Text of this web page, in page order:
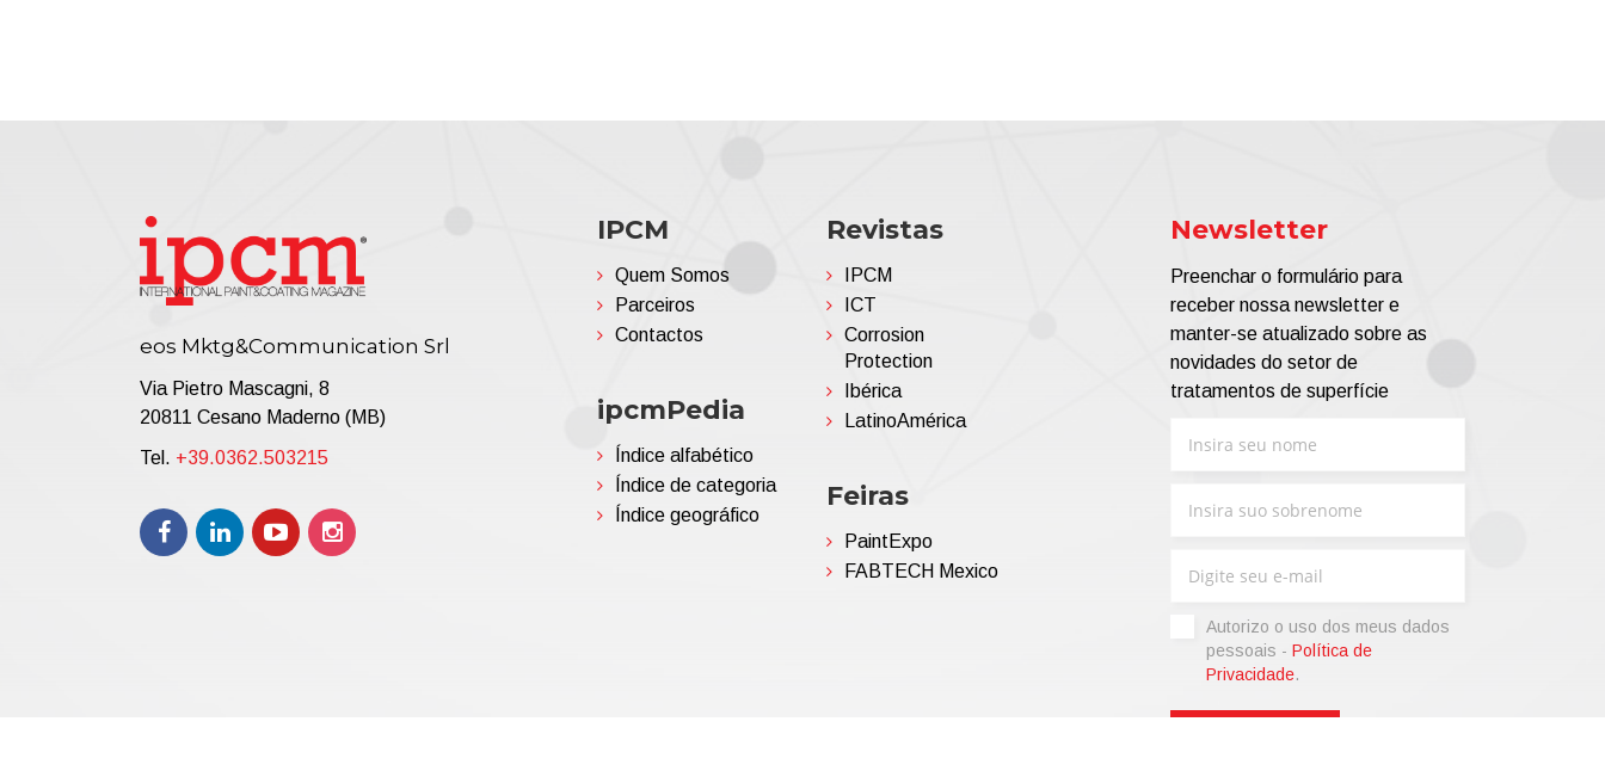
eos Mktg&Communication Srl
Via Pietro Mascagni, 8
20811 Cesano Maderno (MB)
Tel. +39.0362.503215
IPCM
Quem Somos
Parceiros
Contactos
ipcmPedia
Índice alfabético
Índice de categoria
Índice geográfico
Revistas
IPCM
ICT
Corrosion
Protection
Ibérica
LatinoAmérica
Feiras
PaintExpo
FABTECH Mexico
Newsletter
Preenchar o formulário para
receber nossa newsletter e
manter-se atualizado sobre as
novidades do setor de
tratamentos de superfície
Autorizo ​​o uso dos meus dados
pessoais - Política de
Privacidade.